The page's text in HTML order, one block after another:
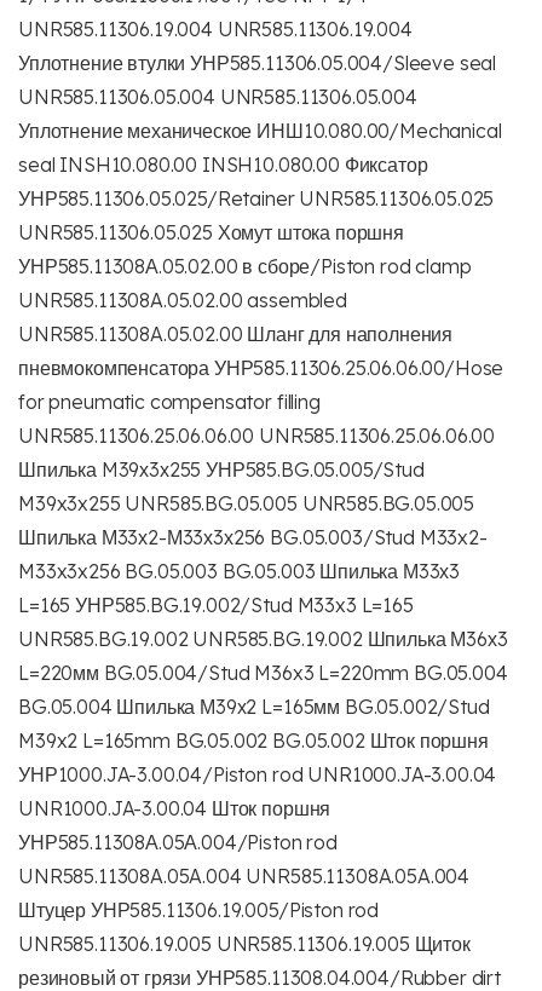
UNR585.11306.19.004 UNR585.11306.19.004
Уплотнение втулки УНР585.11306.05.004/Sleeve seal
UNR585.11306.05.004 UNR585.11306.05.004
Уплотнение механическое ИНШ10.080.00/Mechanical
seal INSH10.080.00 INSH10.080.00 Фиксатор
УНР585.11306.05.025/Retainer UNR585.11306.05.025
UNR585.11306.05.025 Хомут штока поршня
УНР585.11308А.05.02.00 в сборе/Piston rod clamp
UNR585.11308A.05.02.00 assembled
UNR585.11308A.05.02.00 Шланг для наполнения
пневмокомпенсатора УНР585.11306.25.06.06.00/Hose
for pneumatic compensator filling
UNR585.11306.25.06.06.00 UNR585.11306.25.06.06.00
Шпилька M39х3х255 УНР585.BG.05.005/Stud
M39x3x255 UNR585.BG.05.005 UNR585.BG.05.005
Шпилька М33х2-М33х3х256 BG.05.003/Stud M33x2-
M33x3x256 BG.05.003 BG.05.003 Шпилька М33х3
L=165 УНР585.BG.19.002/Stud M33x3 L=165
UNR585.BG.19.002 UNR585.BG.19.002 Шпилька М36х3
L=220мм BG.05.004/Stud M36x3 L=220mm BG.05.004
BG.05.004 Шпилька М39х2 L=165мм BG.05.002/Stud
M39x2 L=165mm BG.05.002 BG.05.002 Шток поршня
УНР1000.JA-3.00.04/Piston rod UNR1000.JA-3.00.04
UNR1000.JA-3.00.04 Шток поршня
УНР585.11308А.05А.004/Piston rod
UNR585.11308A.05A.004 UNR585.11308A.05A.004
Штуцер УНР585.11306.19.005/Piston rod
UNR585.11306.19.005 UNR585.11306.19.005 Щиток
резиновый от грязи УНР585.11308.04.004/Rubber dirt